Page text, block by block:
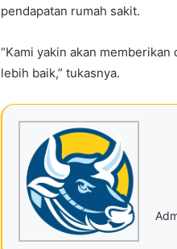
pendapatan rumah sakit.
“Kami yakin akan
lebih baik,” tukasnya.